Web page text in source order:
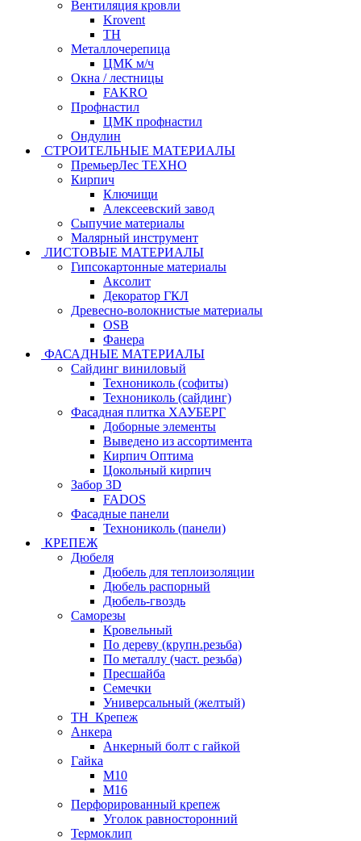
Вентиляция кровли
Krovent
ТН
Металлочерепица
ЦМК м/ч
Окна / лестницы
FAKRO
Профнастил
ЦМК профнастил
Ондулин
СТРОИТЕЛЬНЫЕ МАТЕРИАЛЫ
ПремьерЛес ТЕХНО
Кирпич
Ключищи
Алексеевский завод
Сыпучие материалы
Малярный инструмент
ЛИСТОВЫЕ МАТЕРИАЛЫ
Гипсокартонные материалы
Аксолит
Декоратор ГКЛ
Древесно-волокнистые материалы
OSB
Фанера
ФАСАДНЫЕ МАТЕРИАЛЫ
Сайдинг виниловый
Технониколь (софиты)
Технониколь (сайдинг)
Фасадная плитка ХАУБЕРГ
Доборные элементы
Выведено из ассортимента
Кирпич Оптима
Цокольный кирпич
Забор 3D
FADOS
Фасадные панели
Технониколь (панели)
КРЕПЕЖ
Дюбеля
Дюбель для теплоизоляции
Дюбель распорный
Дюбель-гвоздь
Саморезы
Кровельный
По дереву (крупн.резьба)
По металлу (част. резьба)
Пресшайба
Семечки
Универсальный (желтый)
ТН_Крепеж
Анкера
Анкерный болт с гайкой
Гайка
М10
М16
Перфорированный крепеж
Уголок равносторонний
Термоклип